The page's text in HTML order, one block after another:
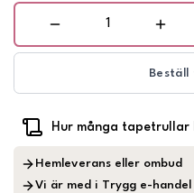
Hur många tapetrullar
Hemleverans eller ombud
Vi är med i Trygg e-handel